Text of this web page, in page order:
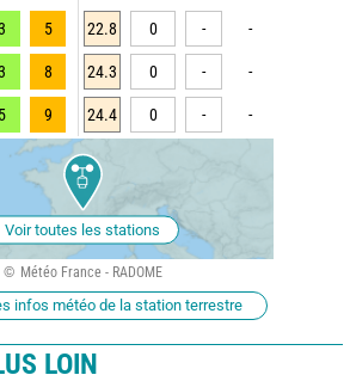
5 22.8 0 - -
8 24.3 0 - -
5 9 24.4 0 - -
Voir toutes les stations
Météo France - RADOME
infos météo de la station terrestre
LOIN